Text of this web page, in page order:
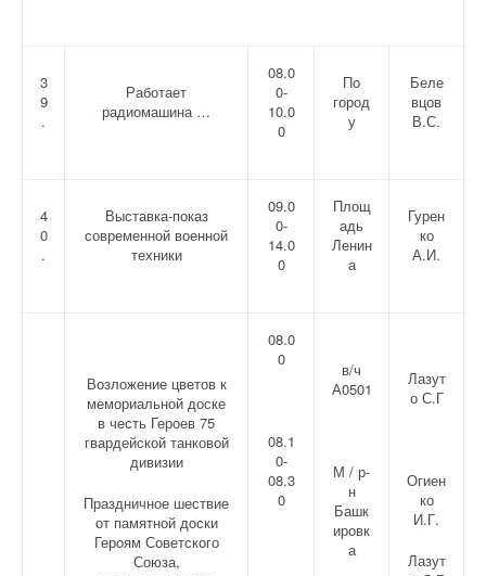
3
9
.
Работает
радиомашина …
08.0
0-
10.0
0
По
город
у
Беле
вцов
В.С.
4
0
.
Выставка-показ
современной военной
техники
09.0
0-
14.0
0
Площ
адь
Ленин
а
Гурен
ко
А.И.
Возложение цветов к
мемориальной доске
в честь Героев 75
гвардейской танковой
дивизии
Праздничное шествие
от памятной доски
Героям Советского
Союза,
08.0
0
08.1
0-
08.3
0
в/ч
А0501
М / р-
н
Башк
ировк
а
Лазут
о С.Г
Огиен
ко
И.Г.
Лазут